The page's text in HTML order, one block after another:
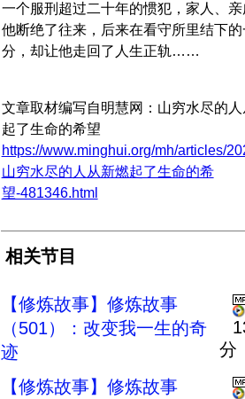
一个服刑超过二十年的惯犯，家人、
他断绝了往来，后来在看守所里结下
分，却让他走回了人生正轨……
文章取材编写自明慧网：山穷水尽的
起了生命的希望
https://www.minghui.org/mh/articles/
山穷水尽的人从新燃起了生命的希
望-481346.html
相关节目
【修炼故事】修炼故事
（501）：改变我一生的奇
迹
分
【修炼故事】修炼故事